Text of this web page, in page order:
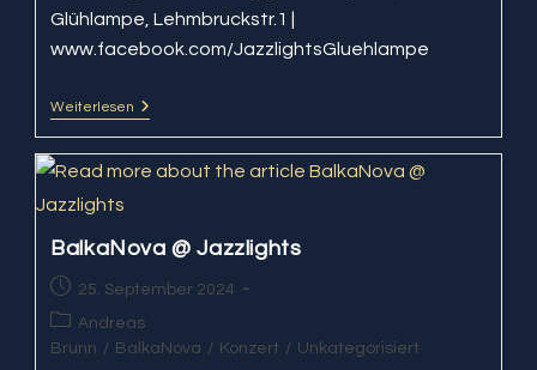
Glühlampe, Lehmbruckstr.1 |
www.facebook.com/JazzlightsGluehlampe
Weiterlesen Antonello
Marafioti
Longo
&
Alvise
Seggi
@
BalkaNova @ Jazzlights
Beitrag
veröffentlicht:
25. September 2024
Beitrags-
Kategorie:
Andreas
Brunn / BalkaNova / Konzert / Unkategorisiert